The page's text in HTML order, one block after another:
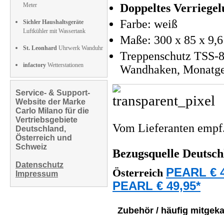
Meter
Sichler Haushaltsgeräte
Luftkühler mit Wassertank
St. Leonhard Uhrwerk Wanduhr
infactory Wetterstationen
Service- & Support-
Website der Marke
Carlo Milano für die
Vertriebsgebiete
Deutschland,
Österreich und
Schweiz
Datenschutz
Impressum
Doppeltes
Farbe: weiß
Maße: 300 x 85 x
Treppenschutz
Wandhaken,
Vom Lieferanten
Bezugsquelle
Österreich PEARL €
PEARL € 49,95*
Zubehör / häufig